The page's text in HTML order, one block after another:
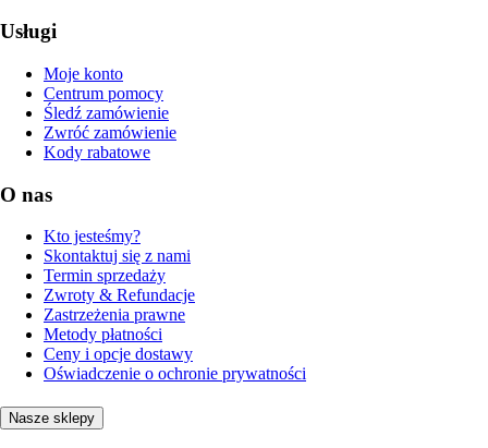
Usługi
Moje konto
Centrum pomocy
Śledź zamówienie
Zwróć zamówienie
Kody rabatowe
O nas
Kto jesteśmy?
Skontaktuj się z nami
Termin sprzedaży
Zwroty & Refundacje
Zastrzeżenia prawne
Metody płatności
Ceny i opcje dostawy
Oświadczenie o ochronie prywatności
Nasze sklepy